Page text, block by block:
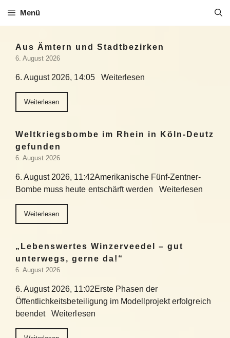
Inhalt
Menü
Aus Ämtern und Stadtbezirken
6. August 2026
6. August 2026, 14:05 Weiterlesen
Weiterlesen
Weltkriegsbombe im Rhein in Köln-Deutz
gefunden
6. August 2026
6. August 2026, 11:42Amerikanische Fünf-Zentner-
Bombe muss heute entschärft werden Weiterlesen
Weiterlesen
„Lebenswertes Winzerveedel – gut
unterwegs, gerne da!“
6. August 2026
6. August 2026, 11:02Erste Phasen der
Öffentlichkeitsbeteiligung im Modellprojekt erfolgreich
beendet Weiterlesen